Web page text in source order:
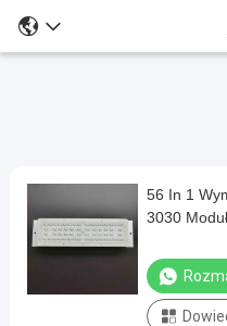
56
In
Wymienny
56 In 1
3030